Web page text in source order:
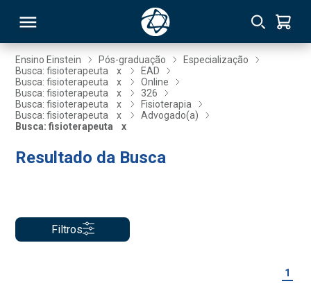
Ensino Einstein Pós-graduação
Especialização
Busca: fisioterapeuta
x
EAD
Busca: fisioterapeuta
x
Online
Busca: fisioterapeuta
x
326
Busca: fisioterapeuta
x
Fisioterapia
Busca: fisioterapeuta
x
Advogado(a)
Busca: fisioterapeuta
x
Resultado da Busca
Filtros
1